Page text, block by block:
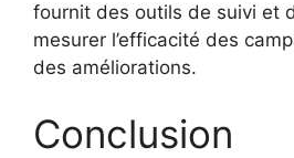
fournit des outils de suivi et
mesurer l’efficacité des
des améliorations.
Conclusion